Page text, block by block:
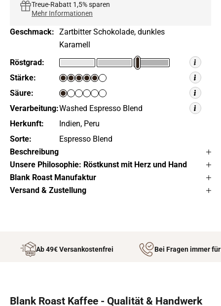
Treue-Rabatt 1,5% sparen
Mehr Informationen
Geschmack: Zartbitter Schokolade, dunkles
Karamell
Röstgrad:
Stärke:
Säure:
Verarbeitung:Washed Espresso Blend
Herkunft:
Indien, Peru
Sorte:
Espresso Blend
Beschreibung
Unsere Philosophie: Röstkunst mit Herz und Hand
Blank Roast Manufaktur
Versand & Zustellung
Ab 49€ Versankostenfrei Bei Fragen immer
Blank Roast Kaffee - Qualität & Handwerk